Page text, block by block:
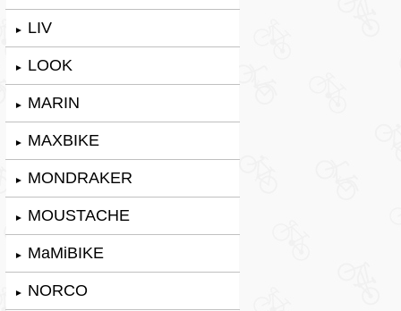
► LIV
► LOOK
► MARIN
► MAXBIKE
► MONDRAKER
► MOUSTACHE
► MaMiBIKE
► NORCO